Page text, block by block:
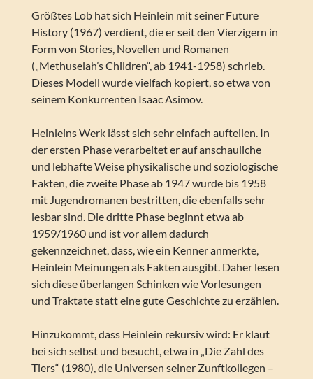
Größtes Lob hat sich Heinlein mit seiner Future
History (1967) verdient, die er seit den Vierzigern in
Form von Stories, Novellen und Romanen
(„Methuselah’s Children“, ab 1941-1958) schrieb.
Dieses Modell wurde vielfach kopiert, so etwa von
seinem Konkurrenten Isaac Asimov.
Heinleins Werk lässt sich sehr einfach aufteilen. In
der ersten Phase verarbeitet er auf anschauliche
und lebhafte Weise physikalische und soziologische
Fakten, die zweite Phase ab 1947 wurde bis 1958
mit Jugendromanen bestritten, die ebenfalls sehr
lesbar sind. Die dritte Phase beginnt etwa ab
1959/1960 und ist vor allem dadurch
gekennzeichnet, dass, wie ein Kenner anmerkte,
Heinlein Meinungen als Fakten ausgibt. Daher lesen
sich diese überlangen Schinken wie Vorlesungen
und Traktate statt eine gute Geschichte zu erzählen.
Hinzukommt, dass Heinlein rekursiv wird: Er klaut
bei sich selbst und besucht, etwa in „Die Zahl des
Tiers“ (1980), die Universen seiner Zunftkollegen –